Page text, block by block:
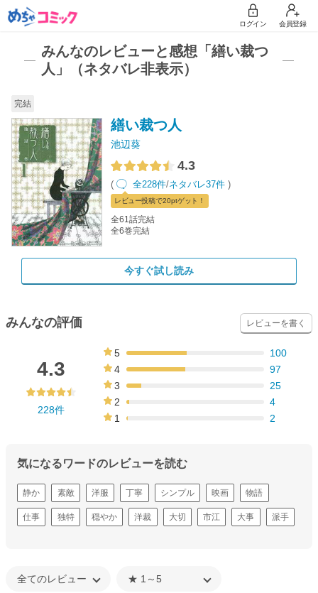
ログイン 会員登録
みんなのレビューと感想「繕い裁つ
人」（ネタバレ非表示）
完結
繕い裁つ人
池辺葵
4.3
( 全228件/ネタバレ37件 )
レビュー投稿で20ptゲット！
全61話完結
全6巻完結
今すぐ試し読み
みんなの評価 レビューを書く
4.3
228件
5
100
4
97
3
25
2
4
1
2
気になるワードのレビューを読む
静か 素敵 洋服 丁寧 シンプル 映画 物語
仕事 独特 穏やか 洋裁 大切 市江 大事 派手